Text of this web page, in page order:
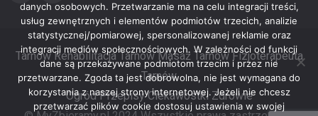
Tarnów Rehabilitacja Tarnów Masaż Tarnów Fizjoterapeuta
Tarnów
Ogród Przepisy Ciekawostki Zdrowie
danych osobowych. Przetwarzanie ma na celu integracji treści,
usług zewnętrznych i elementów podmiotów trzecich, analizie
statystycznej/pomiarowej, spersonalizowanej reklamie oraz
integracji mediów społecznościowych. W zależności od funkcji
dane są przekazywane podmiotom trzecim i przez nie
przetwarzane. Zgoda ta jest dobrowolna, nie jest wymagana do
korzystania z naszej strony internetowej. Jeżeli nie chcesz
przetwarzać plików cookie dostosuj ustawienia w swojej